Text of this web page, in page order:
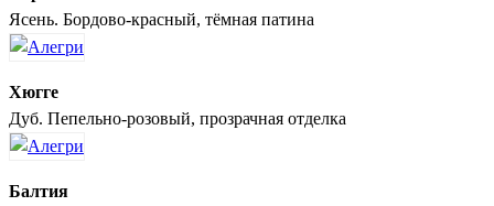
Ясень. Бордово-красный, тёмная патина
Хюгге
Дуб. Пепельно-розовый, прозрачная отделка
Балтия